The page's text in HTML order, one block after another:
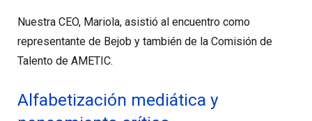
Nuestra CEO, Mariola, asistió al encuentro como
representante de Bejob y también de la Comisión de
Talento de AMETIC.
Alfabetización mediática y